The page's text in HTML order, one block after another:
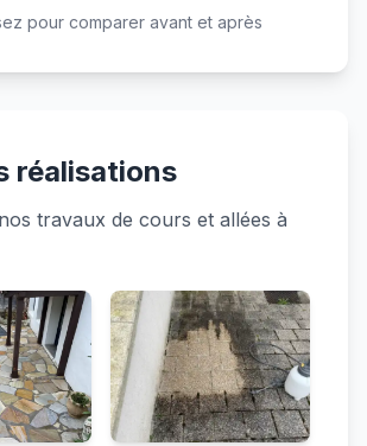
Après
pour comparer avant et après
réalisations
travaux de cours et allées à